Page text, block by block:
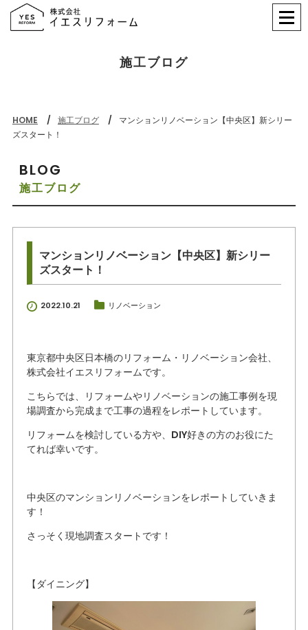
施工ブログ
HOME 施工ブログ
マンションリノベーション【中央区】新シリー
ズスタート！
BLOG
施工ブログ
マンションリノベーション【中央区】新シリー
ズスタート！
2022.10.21 リノベーション
東京都中央区日本橋のリフォーム・リノベーション会社、
株式会社イエスリフォームです。
こちらでは、リフォームやリノベーションの施工事例を現
場調査から完成まで工事の過程をレポートしています。
リフォームを検討している方や、DIY好きの方のお役にた
てれば幸いです。
中央区のマンションリノベーションをレポートしていきま
す！
さっそく現地調査スタートです！
【ダイニング】